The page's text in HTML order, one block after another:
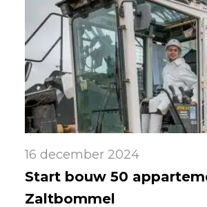
16 december 2024
Start bouw 50
Zaltbommel